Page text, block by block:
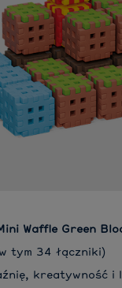
Waffle Green
tym 34 łączniki)
kreatywność i